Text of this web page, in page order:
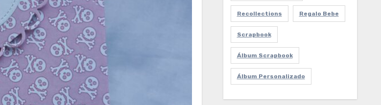
Recollections Regalo Bebe
Scrapbook
Álbum Scrapbook
Álbum Personalizado